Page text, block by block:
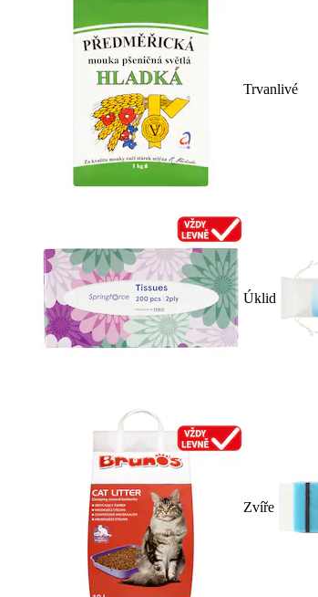
Trvanlivé
Úklid
Zvíře